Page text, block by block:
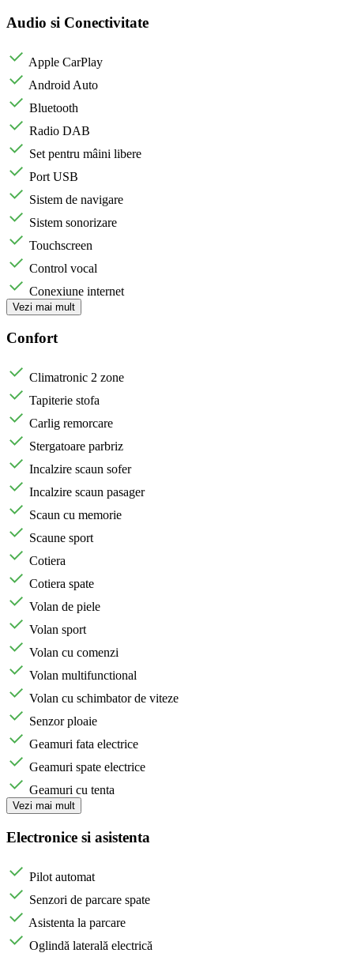
Audio si Conectivitate
Apple CarPlay
Android Auto
Bluetooth
Radio DAB
Set pentru mâini libere
Port USB
Sistem de navigare
Sistem sonorizare
Touchscreen
Control vocal
Conexiune internet
Vezi mai mult
Confort
Climatronic 2 zone
Tapiterie stofa
Carlig remorcare
Stergatoare parbriz
Incalzire scaun sofer
Incalzire scaun pasager
Scaun cu memorie
Scaune sport
Cotiera
Cotiera spate
Volan de piele
Volan sport
Volan cu comenzi
Volan multifunctional
Volan cu schimbator de viteze
Senzor ploaie
Geamuri fata electrice
Geamuri spate electrice
Geamuri cu tenta
Vezi mai mult
Electronice si asistenta
Pilot automat
Senzori de parcare spate
Asistenta la parcare
Oglindă laterală electrică